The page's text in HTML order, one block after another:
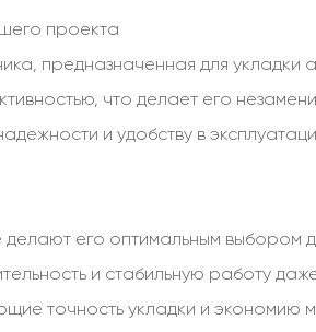
проекта
предназначенная для
что делает его
и удобству в
его оптимальным выбором
и стабильную работу
точность укладки и экономию